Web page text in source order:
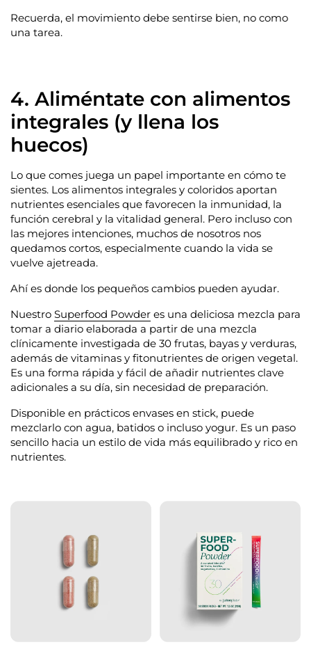
Recuerda, el movimiento debe sentirse bien, no como
una tarea.
4. Aliméntate con alimentos
integrales (y llena los
huecos)
Lo que comes juega un papel importante en cómo te
sientes. Los alimentos integrales y coloridos aportan
nutrientes esenciales que favorecen la inmunidad, la
función cerebral y la vitalidad general. Pero incluso con
las mejores intenciones, muchos de nosotros nos
quedamos cortos, especialmente cuando la vida se
vuelve ajetreada.
Ahí es donde los pequeños cambios pueden ayudar.
Nuestro Superfood Powder es una deliciosa mezcla para
tomar a diario elaborada a partir de una mezcla
clínicamente investigada de 30 frutas, bayas y verduras,
además de vitaminas y fitonutrientes de origen vegetal.
Es una forma rápida y fácil de añadir nutrientes clave
adicionales a su día, sin necesidad de preparación.
Disponible en prácticos envases en stick, puede
mezclarlo con agua, batidos o incluso yogur. Es un paso
sencillo hacia un estilo de vida más equilibrado y rico en
nutrientes.